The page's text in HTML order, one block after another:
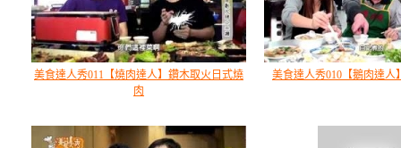
美食達人秀011【燒肉達人】鑽木取火日式燒
肉
美食達人秀010【鵝肉達人